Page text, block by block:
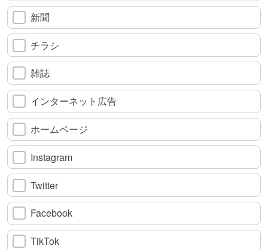
新聞
チラシ
雑誌
インターネット広告
ホームページ
Instagram
Twitter
Facebook
TikTok